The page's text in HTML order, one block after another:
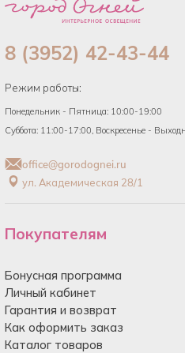
8 (3952) 42-43-44
Режим работы:
Понедельник - Пятница: 10:00-19:00
Суббота: 11:00-17:00, Воскресенье -
office@gorodognei.ru
ул. Академическая 28/1
Покупателям
Бонусная программа
Личный кабинет
Гарантия и возврат
Как оформить заказ
Каталог товаров